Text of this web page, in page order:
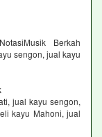
Berkah
sengon, jual kayu
jual kayu sengon,
kayu Mahoni, jual